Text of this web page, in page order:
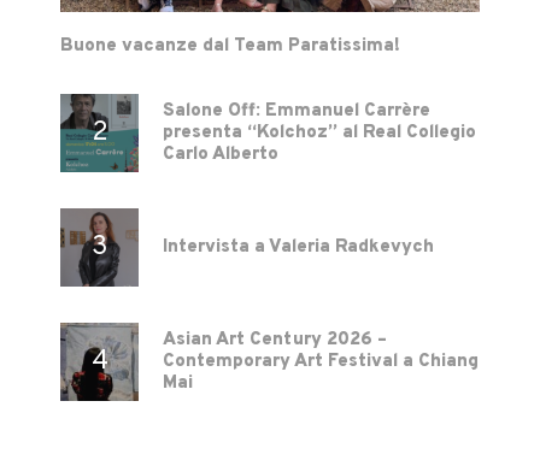
Buone vacanze dal Team Paratissima!
Salone Off: Emmanuel Carrère
presenta “Kolchoz” al Real Collegio
Carlo Alberto
Intervista a Valeria Radkevych
Asian Art Century 2026 –
Contemporary Art Festival a Chiang
Mai